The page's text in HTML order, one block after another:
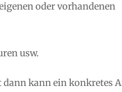
oder vorhandenen
usw.
dann kann ein konkretes